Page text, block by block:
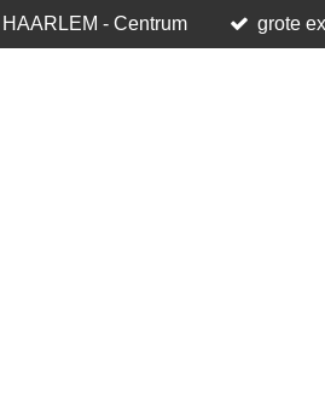
HAARLEM - Centrum grote